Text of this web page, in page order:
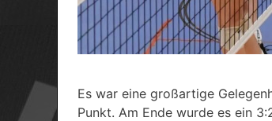
Es war eine großartige
Punkt. Am Ende wurde es ein